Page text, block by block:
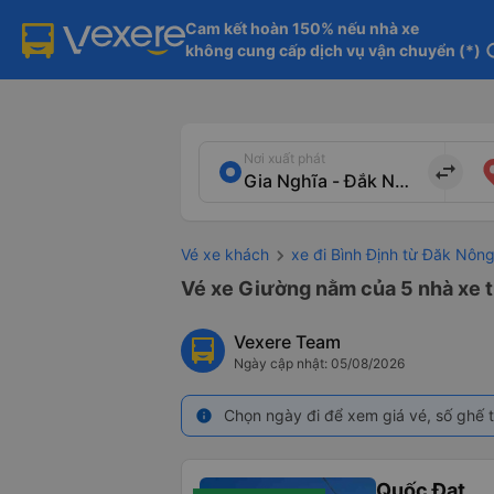
Cam kết hoàn 150% nếu nhà xe
không cung cấp dịch vụ vận chuyển (*)
Nơi xuất phát
import_export
Vé xe khách xe đi Bình Định từ Đăk Nông
Vé xe Giường nằm của 5 nhà
Vexere Team
Ngày cập nhật: 05/08/2026
info Chọn ngày đi để xem giá vé, số